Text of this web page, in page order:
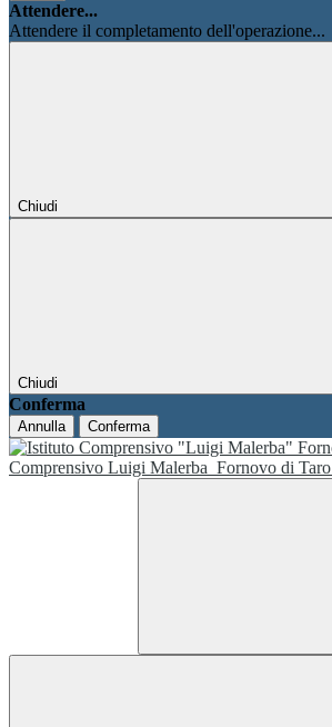
Attendere...
Attendere il completamento dell'operazione...
Chiudi
Chiudi
Conferma
Annulla Conferma
Comprensivo Luigi Malerba Fornovo di Taro